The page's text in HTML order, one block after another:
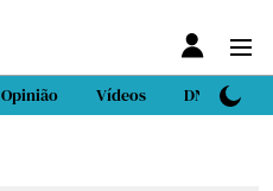
Opinião Vídeos DN Sport